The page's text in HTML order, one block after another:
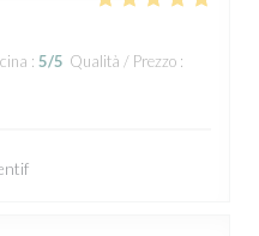
: 5/5 Qualità / Prezzo :